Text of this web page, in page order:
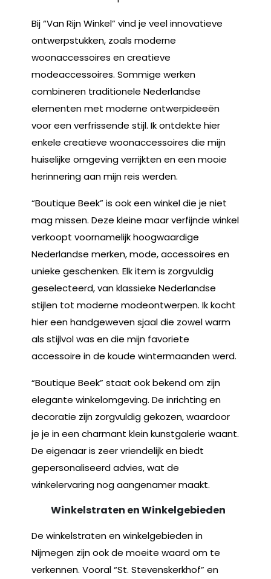
Bij “Van Rijn Winkel” vind je veel innovatieve
ontwerpstukken, zoals moderne
woonaccessoires en creatieve
modeaccessoires. Sommige werken
combineren traditionele Nederlandse
elementen met moderne ontwerpideeën
voor een verfrissende stijl. Ik ontdekte hier
enkele creatieve woonaccessoires die mijn
huiselijke omgeving verrijkten en een mooie
herinnering aan mijn reis werden.
“Boutique Beek” is ook een winkel die je niet
mag missen. Deze kleine maar verfijnde winkel
verkoopt voornamelijk hoogwaardige
Nederlandse merken, mode, accessoires en
unieke geschenken. Elk item is zorgvuldig
geselecteerd, van klassieke Nederlandse
stijlen tot moderne modeontwerpen. Ik kocht
hier een handgeweven sjaal die zowel warm
als stijlvol was en die mijn favoriete
accessoire in de koude wintermaanden werd.
“Boutique Beek” staat ook bekend om zijn
elegante winkelomgeving. De inrichting en
decoratie zijn zorgvuldig gekozen, waardoor
je je in een charmant klein kunstgalerie waant.
De eigenaar is zeer vriendelijk en biedt
gepersonaliseerd advies, wat de
winkelervaring nog aangenamer maakt.
Winkelstraten en Winkelgebieden
De winkelstraten en winkelgebieden in
Nijmegen zijn ook de moeite waard om te
verkennen. Vooral “St. Stevenskerkhof” en